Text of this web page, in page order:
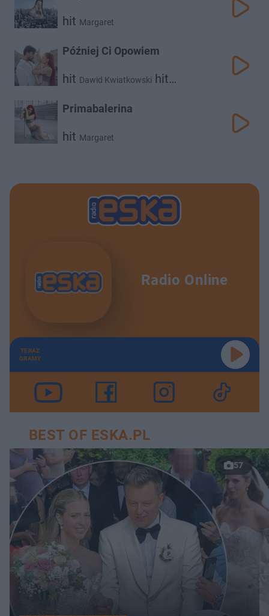
hit Margaret
Później Ci Opowiem
hit Dawid Kwiatkowski hit
Primabalerina
hit Margaret
Radio Online
TERAZ
GRAMY
BEST OF ESKA.PL
57